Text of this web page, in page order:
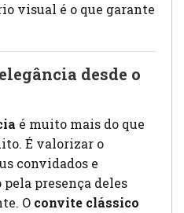
visual é o que garante
desde o
é muito mais do que
É valorizar o
convidados e
presença deles
O convite clássico